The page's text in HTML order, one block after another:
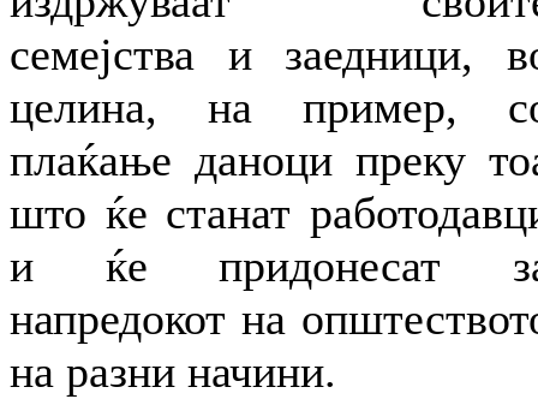
семејства и заедници,
целина, на пример,
плаќање даноци преку
што ќе станат
и ќе придонесат
напредокот на
на разни начини.